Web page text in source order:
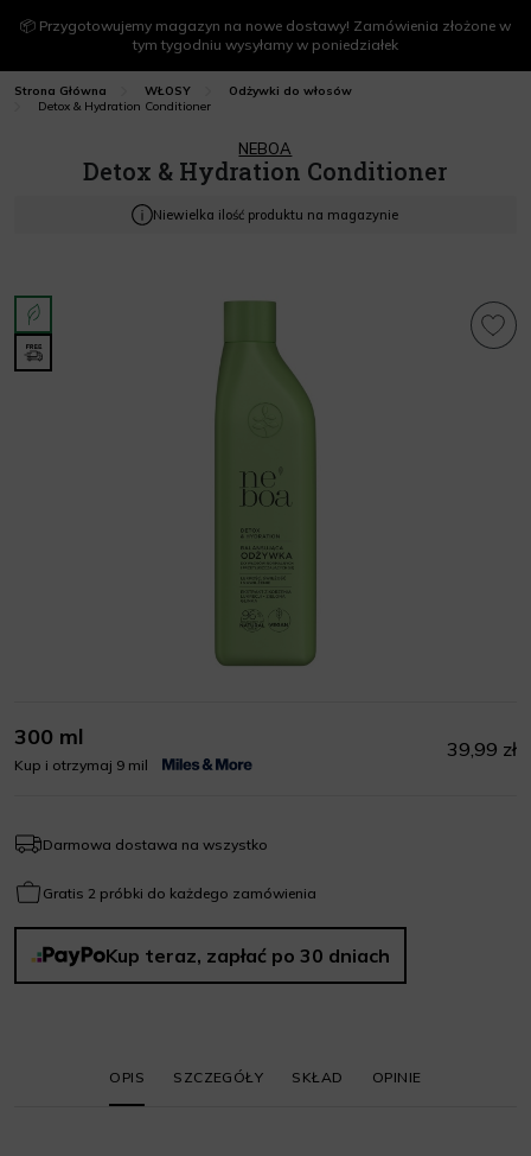
📦 Przygotowujemy magazyn na nowe dostawy! Zamówienia złożone w
tym tygodniu wysyłamy w poniedziałek
Strona Główna WŁOSY
Odżywki do włosów
Detox & Hydration Conditioner
NEBOA
Detox & Hydration Conditioner
Niewielka ilość produktu na magazynie
300 ml
Kup i otrzymaj 9 mil
39,99 zł
Darmowa dostawa na wszystko
Gratis 2 próbki do każdego zamówienia
Kup teraz, zapłać po 30 dniach
OPIS SZCZEGÓŁY SKŁAD OPINIE